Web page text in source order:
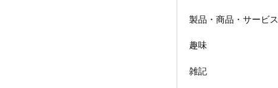
製品・商品・サービス
趣味
雑記